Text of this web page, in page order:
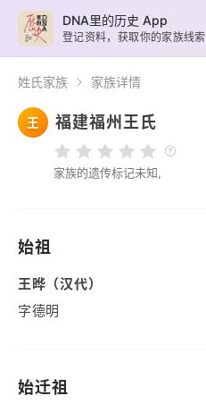
姓氏家族 家族详情
王 福建福州王氏
家族的遗传标记未知,
始祖
王晔（汉代）
字德明
始迁祖
DNA里的历史 App
登记资料，获取你的家族线索